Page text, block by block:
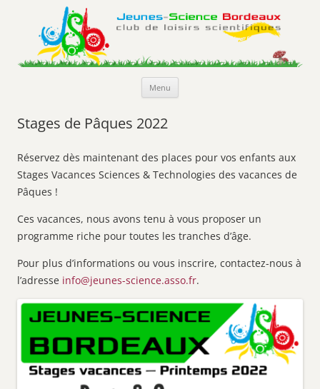
Jeunes-Science Bordeaux
Club de loisirs scientifiques
Menu
Stages de Pâques 2022
Réservez dès maintenant des places pour vos enfants aux
Stages Vacances Sciences & Technologies des vacances de
Pâques !
Ces vacances, nous avons tenu à vous proposer un
programme riche pour toutes les tranches d’âge.
Pour plus d’informations ou vous inscrire, contactez-nous à
l’adresse info@jeunes-science.asso.fr.